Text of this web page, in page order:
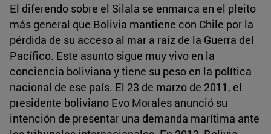
El diferendo sobre el Silala se enmarca en el pleito
más general que Bolivia mantiene con Chile por la
pérdida de su acceso al mar a raíz de la Guerra del
Pacífico. Este asunto sigue muy vivo en la
conciencia boliviana y tiene su peso en la política
nacional de ese país. El 23 de marzo de 2011, el
presidente boliviano Evo Morales anunció su
intención de presentar una demanda marítima ante